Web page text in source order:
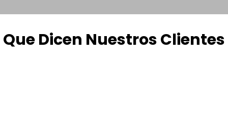
Que Dicen Nuestros Clientes